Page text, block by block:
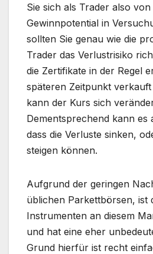
Sie sich als Trader also
Gewinnpotential in
sollten Sie genau wie die
Trader das Verlustrisiko
die Zertifikate in der Regel
späteren Zeitpunkt
kann der Kurs sich
Dementsprechend kann es
dass die Verluste sinken,
steigen können.
Aufgrund der geringen
üblichen Parkettbörsen, ist
Instrumenten an diesem
und hat eine eher
Grund hierfür ist recht